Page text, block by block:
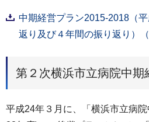
中期経営プラン2015-2018（
返り及び４年間の振り返り）
第２次横浜市立病院中期
平成24年３月に、「横浜市立病